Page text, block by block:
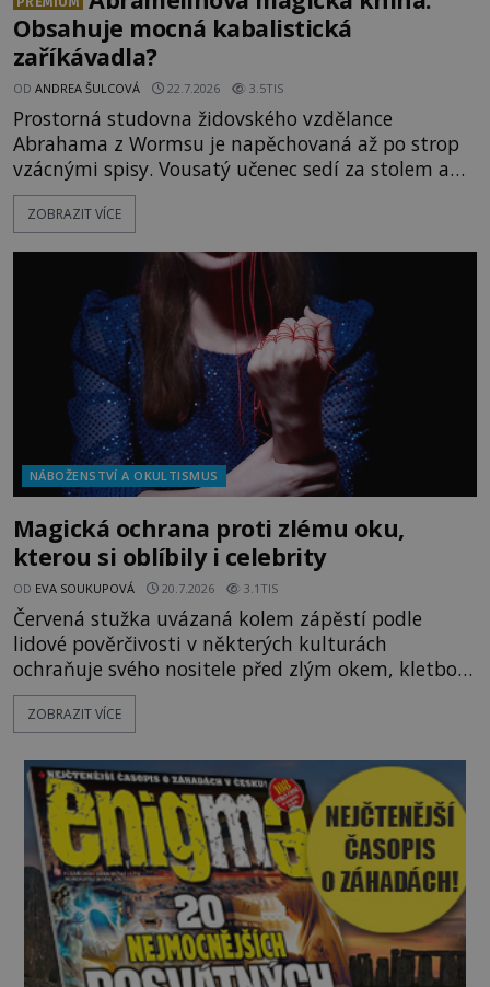
Obsahuje mocná kabalistická
zaříkávadla?
OD ANDREA ŠULCOVÁ 22.7.2026 3.5TIS
Prostorná studovna židovského vzdělance
Abrahama z Wormsu je napěchovaná až po strop
vzácnými spisy. Vousatý učenec sedí za stolem a
před sebou má rozložený jeden z nejzáhadnějších
magických textů. Jde o Abramelinův grimoár, který
kouzla, jak si někteří myslí, nebo jde o pouhou
pověru? Už šest měsíců pobývá
ZOBRAZIT VÍCE
NÁBOŽENSTVÍ A OKULTISMUS
Magická ochrana proti zlému oku,
kterou si oblíbily i celebrity
OD EVA SOUKUPOVÁ 20.7.2026 3.1TIS
Červená stužka uvázaná kolem zápěstí podle
lidové pověrčivosti v některých kulturách
ochraňuje svého nositele před zlým okem, kletbou,
která může přivodit neštěstí či nemoc. S tímto
nenápadným symbolem magické ochrany lze
nebo Leonarda DiCapria. Na Blízkém východě a v
židovských komunitách po celém světě, je
ZOBRAZIT VÍCE